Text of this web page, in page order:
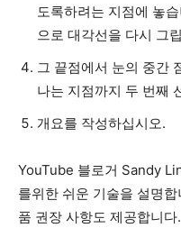
도록하려는 지점에 놓
으로 대각선을 다시 그
그 끝점에서 눈의 중간
나는 지점까지 두 번째
개요를 작성하십시오.
YouTube 블로거 Sandy
를위한 쉬운 기술을 설명
품 권장 사항도 제공합니다.